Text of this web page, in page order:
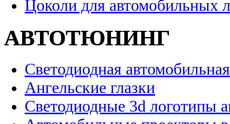
Цоколи для автомобильных
АВТОТЮНИНГ
Светодиодная
Ангельские глазки
Светодиодные 3d логотипы